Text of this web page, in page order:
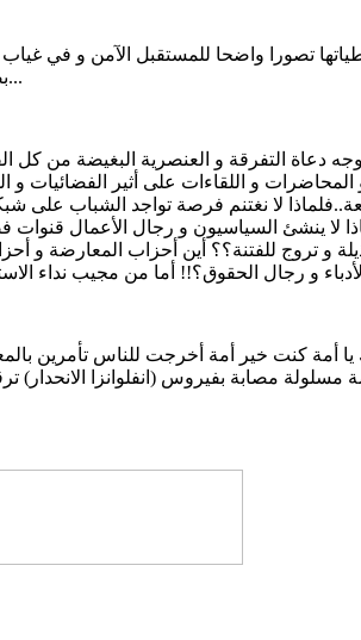
تصورا واضحا للمستقبل الآمن و في
بصورة غوغائية مجانبة للصواب عملا من أعمال الهدم و التخريب...
التفرقة و العنصرية البغيضة من كل
المحاضرات و اللقاءات على أثير الفضائيات
لا نغتنم فرصة تواجد الشباب على
لا ينشئ السياسيون و رجال الأعمال قنوات
و تروج للفتنة؟؟ أين أحزاب المعارضة
يا أمة كنت خير أمة أخرجت للناس تأمرين